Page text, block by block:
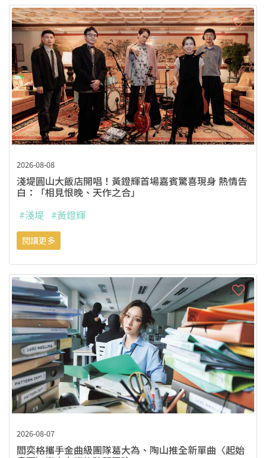
2026-08-08
淺堤圓山大飯店開唱！黃鐙輝首場嘉賓驚喜現身 熱情告
白：「相見恨晚、天作之合」
#淺堤 #黃鐙輝
閱讀更多
2026-08-07
閻奕格攜手金曲級團隊葛大為、陶山推全新單曲〈起始